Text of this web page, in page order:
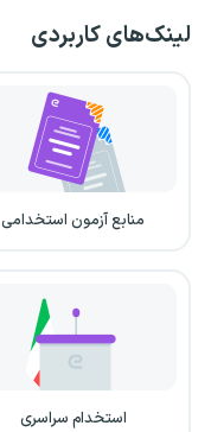
لینک‌های کاربردی
منابع آزمون استخدامی
استخدام سراسری